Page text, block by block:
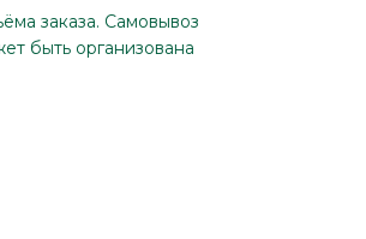
заказа. Самовывоз
быть организована